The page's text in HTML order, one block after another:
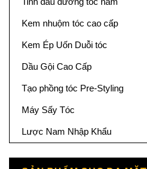
Kem nhuộm tóc cao cấp
Kem Ép Uốn Duỗi tóc
Dầu Gội Cao Cấp
Tạo phồng tóc Pre-Styling
Máy Sấy Tóc
Lược Nam Nhập Khẩu